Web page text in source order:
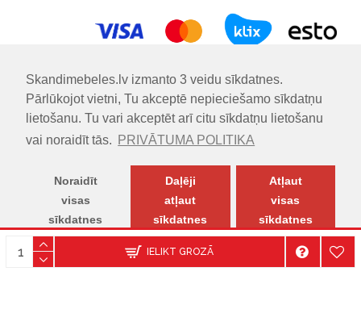
Skandimebeles.lv izmanto 3 veidu sīkdatnes.
Pārlūkojot vietni, Tu akceptē nepieciešamo sīkdatņu
lietošanu. Tu vari akceptēt arī citu sīkdatņu lietošanu
vai noraidīt tās.
PRIVĀTUMA POLITIKA
Noraidīt
visas
sīkdatnes
Daļēji
atļaut
sīkdatnes
Atļaut
visas
sīkdatnes
IELIKT GROZĀ
© SKANDIMĒBELES.LV | Skandināvu dizaina mēbeļu salons.